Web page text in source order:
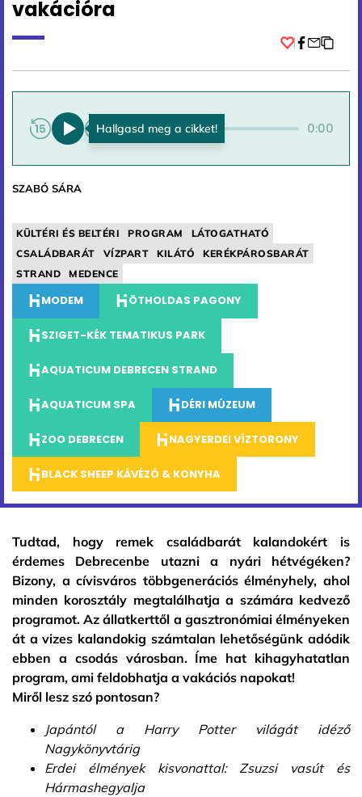
vakációra
0:00 0:00
SZABÓ SÁRA
KÜLTÉRI ÉS BELTÉRI PROGRAM
LÁTOGATHATÓ
CSALÁDBARÁT
VÍZPART KILÁTÓ
KERÉKPÁROSBARÁT
STRAND
MEDENCE
MODEM ÖTHOLDAS PAGONY
SZIGET-KÉK TEMATIKUS PARK
AQUATICUM DEBRECEN STRAND
AQUATICUM SPA DÉRI MÚZEUM
ZOO DEBRECEN NAGYERDEI VÍZTORONY
BLACK SHEEP KÁVÉZÓ & KONYHA
Tudtad, hogy remek családbarát kalandokért is
érdemes Debrecenbe utazni a nyári hétvégéken?
Bizony, a cívisváros többgenerációs élményhely, ahol
minden korosztály megtalálhatja a számára kedvező
programot. Az állatkerttől a gasztronómiai élményeken
át a vizes kalandokig számtalan lehetőségünk adódik
ebben a csodás városban. Íme hat kihagyhatatlan
program, ami feldobhatja a vakációs napokat!
Miről lesz szó pontosan?
Japántól a Harry Potter világát idéző
Nagykönyvtárig
Erdei élmények kisvonattal: Zsuzsi vasút és
Hármashegyalja